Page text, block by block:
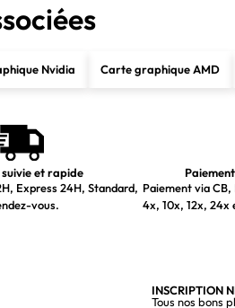
Nvidia Carte graphique AMD
et rapide
Express 24H, Standard,
vous.
Paiement via CB,
4x, 10x, 12x, 24x
INSCRIPTION
Tous nos bons